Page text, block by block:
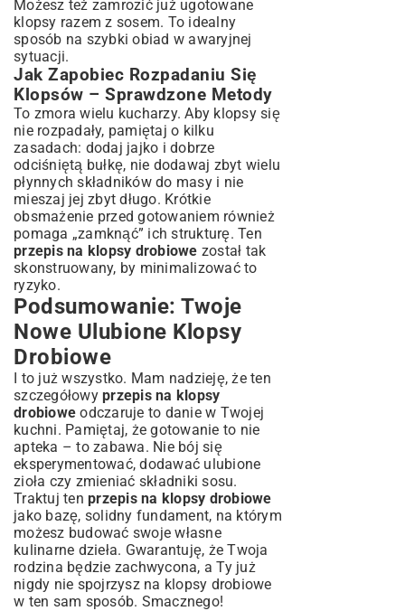
Możesz też zamrozić już ugotowane
klopsy razem z sosem. To idealny
sposób na szybki obiad w awaryjnej
sytuacji.
Jak Zapobiec Rozpadaniu Się
Klopsów – Sprawdzone Metody
To zmora wielu kucharzy. Aby klopsy się
nie rozpadały, pamiętaj o kilku
zasadach: dodaj jajko i dobrze
odciśniętą bułkę, nie dodawaj zbyt wielu
płynnych składników do masy i nie
mieszaj jej zbyt długo. Krótkie
obsmażenie przed gotowaniem również
pomaga „zamknąć” ich strukturę. Ten
przepis na klopsy drobiowe został tak
skonstruowany, by minimalizować to
ryzyko.
Podsumowanie: Twoje
Nowe Ulubione Klopsy
Drobiowe
I to już wszystko. Mam nadzieję, że ten
szczegółowy przepis na klopsy
drobiowe odczaruje to danie w Twojej
kuchni. Pamiętaj, że gotowanie to nie
apteka – to zabawa. Nie bój się
eksperymentować, dodawać ulubione
zioła czy zmieniać składniki sosu.
Traktuj ten przepis na klopsy drobiowe
jako bazę, solidny fundament, na którym
możesz budować swoje własne
kulinarne dzieła. Gwarantuję, że Twoja
rodzina będzie zachwycona, a Ty już
nigdy nie spojrzysz na klopsy drobiowe
w ten sam sposób. Smacznego!